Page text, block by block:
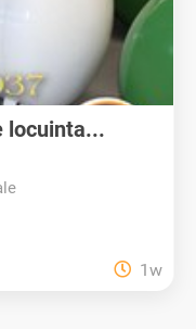
locuinta...
1w